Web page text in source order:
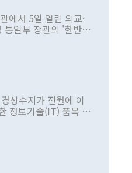
에서 5일 열린 외교·
통일부 장관의 '한반도
로 추진하겠다고 공
놨다. 그동안 정 장
있지만 대통령과 유
이례적이다. 정 장
소리도 높아지고 있
상수지가 전월에 이
정보기술(IT) 품목 수